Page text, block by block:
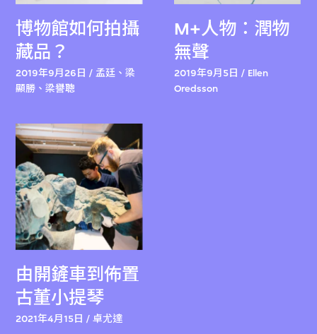
博物館如何拍攝
藏品？
2019年9月26日 / 孟廷、梁
顯勝、梁譽聰
M+人物：潤物
無聲
2019年9月5日 / Ellen
Oredsson
由開鏟車到佈置
古董小提琴
2021年4月15日 / 卓尤達